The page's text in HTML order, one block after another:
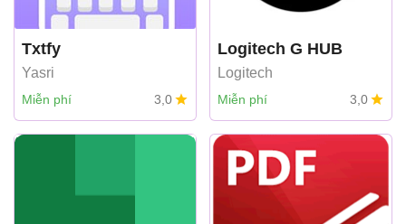
Txtfy
Yasri
Miễn phí 3,0
Logitech G HUB
Logitech
Miễn phí 3,0